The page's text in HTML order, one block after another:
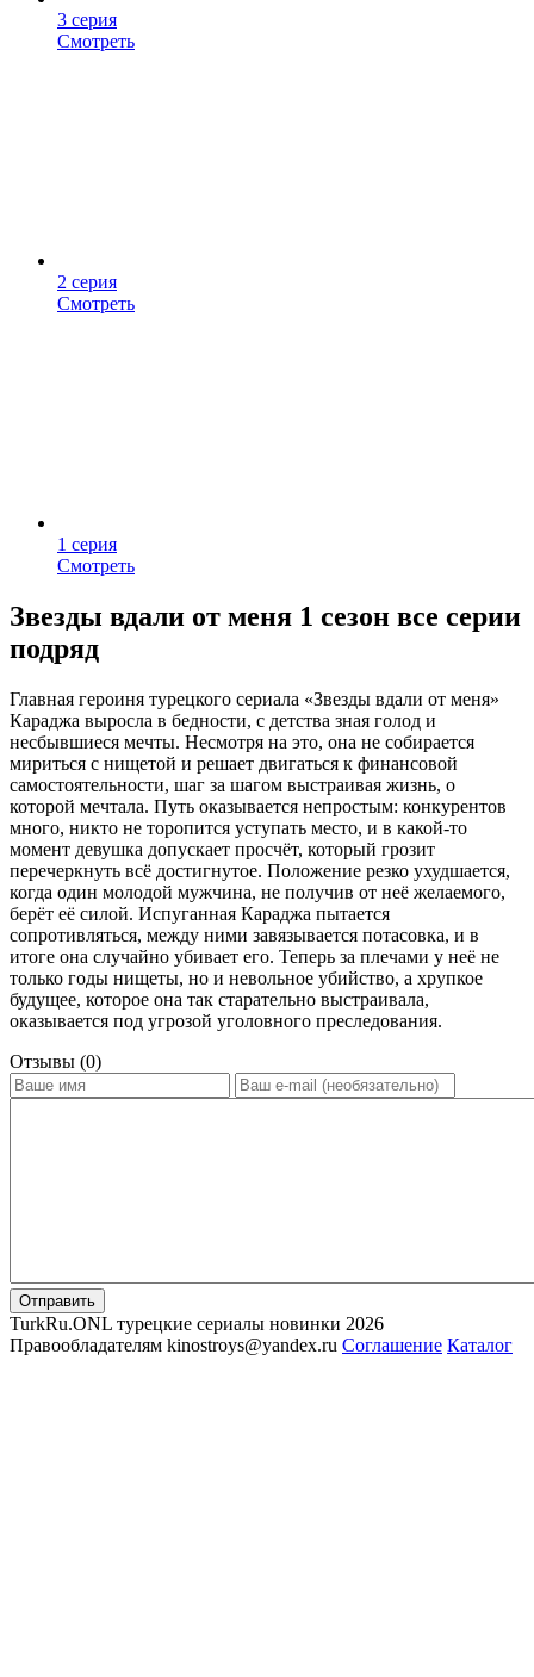
3 серия
Смотреть
2 серия
Смотреть
1 серия
Смотреть
Звезды вдали от меня 1 сезон все серии
подряд
Главная героиня турецкого сериала «Звезды вдали от меня»
Караджа выросла в бедности, с детства зная голод и
несбывшиеся мечты. Несмотря на это, она не собирается
мириться с нищетой и решает двигаться к финансовой
самостоятельности, шаг за шагом выстраивая жизнь, о
которой мечтала. Путь оказывается непростым: конкурентов
много, никто не торопится уступать место, и в какой-то
момент девушка допускает просчёт, который грозит
перечеркнуть всё достигнутое. Положение резко ухудшается,
когда один молодой мужчина, не получив от неё желаемого,
берёт её силой. Испуганная Караджа пытается
сопротивляться, между ними завязывается потасовка, и в
итоге она случайно убивает его. Теперь за плечами у неё не
только годы нищеты, но и невольное убийство, а хрупкое
будущее, которое она так старательно выстраивала,
оказывается под угрозой уголовного преследования.
Отзывы (0)
Отправить
TurkRu.ONL турецкие сериалы новинки 2026
Правообладателям kinostroys@yandex.ru Соглашение Каталог